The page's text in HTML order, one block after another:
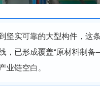
坚实可靠的大型构件，这
，已形成覆盖“原材料制
业链空白。